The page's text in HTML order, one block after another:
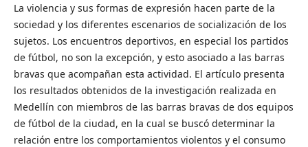
La violencia y sus formas de expresión hacen parte de la
sociedad y los diferentes escenarios de socialización de los
sujetos. Los encuentros deportivos, en especial los partidos
de fútbol, no son la excepción, y esto asociado a las barras
bravas que acompañan esta actividad. El artículo presenta
los resultados obtenidos de la investigación realizada en
Medellín con miembros de las barras bravas de dos equipos
de fútbol de la ciudad, en la cual se buscó determinar la
relación entre los comportamientos violentos y el consumo